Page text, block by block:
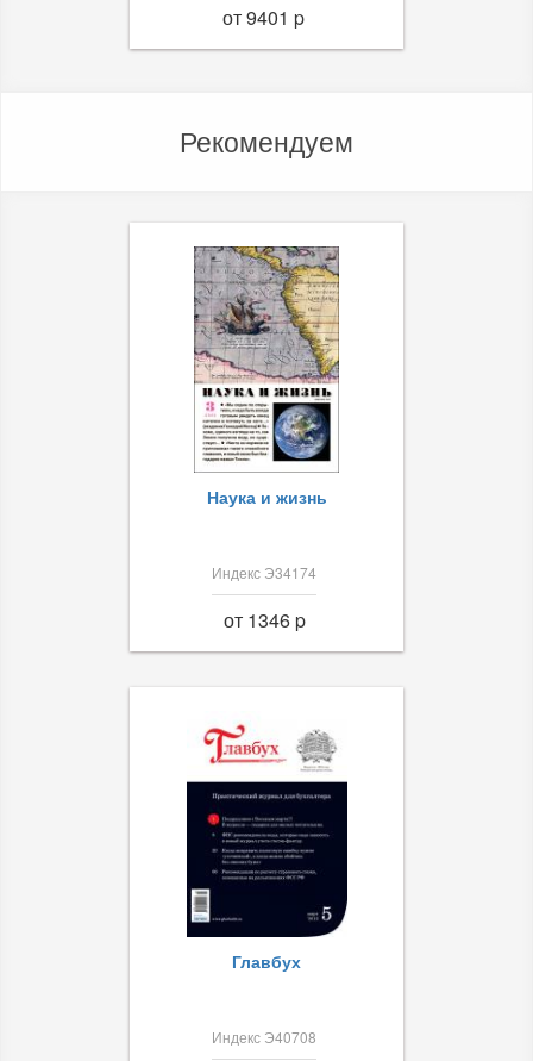
от 9401 p
Рекомендуем
Наука и жизнь
Индекс Э34174
от 1346 p
Главбух
Индекс Э40708